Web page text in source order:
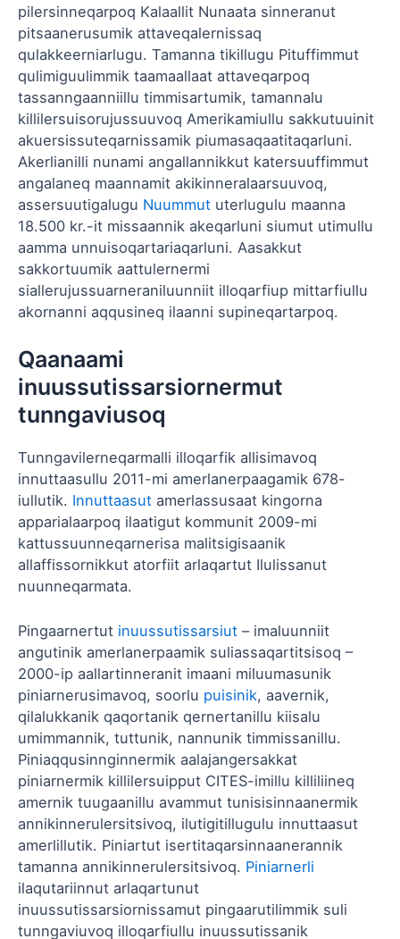
pilersinneqarpoq Kalaallit Nunaata sinneranut
pitsaanerusumik attaveqalernissaq
qulakkeerniarlugu. Tamanna tikillugu Pituffimmut
qulimiguulimmik taamaallaat attaveqarpoq
tassanngaanniillu timmisartumik, tamannalu
killilersuisorujussuuvoq Amerikamiullu sakkutuuinit
akuersissuteqarnissamik piumasaqaatitaqarluni.
Akerlianilli nunami angallannikkut katersuuffimmut
angalaneq maannamit akikinneralaarsuuvoq,
assersuutigalugu Nuummut uterlugulu maanna
18.500 kr.-it missaannik akeqarluni siumut utimullu
aamma unnuisoqartariaqarluni. Aasakkut
sakkortuumik aattulernermi
siallerujussuarneraniluunniit illoqarfiup mittarfiullu
akornanni aqqusineq ilaanni supineqartarpoq.
Qaanaami
inuussutissarsiornermut
tunngaviusoq
Tunngavilerneqarmalli illoqarfik allisimavoq
innuttaasullu 2011-mi amerlanerpaagamik 678-
iullutik. Innuttaasut amerlassusaat kingorna
apparialaarpoq ilaatigut kommunit 2009-mi
kattussuunneqarnerisa malitsigisaanik
allaffissornikkut atorfiit arlaqartut Ilulissanut
nuunneqarmata.
Pingaarnertut inuussutissarsiut – imaluunniit
angutinik amerlanerpaamik suliassaqartitsisoq –
2000-ip aallartinneranit imaani miluumasunik
piniarnerusimavoq, soorlu puisinik, aavernik,
qilalukkanik qaqortanik qernertanillu kiisalu
umimmannik, tuttunik, nannunik timmissanillu.
Piniaqqusinnginnermik aalajangersakkat
piniarnermik killilersuipput CITES-imillu killiliineq
amernik tuugaanillu avammut tunisisinnaanermik
annikinnerulersitsivoq, ilutigitillugulu innuttaasut
amerlillutik. Piniartut isertitaqarsinnaanerannik
tamanna annikinnerulersitsivoq. Piniarnerli
ilaqutariinnut arlaqartunut
inuussutissarsiornissamut pingaarutilimmik suli
tunngaviuvoq illoqarfiullu inuussutissanik